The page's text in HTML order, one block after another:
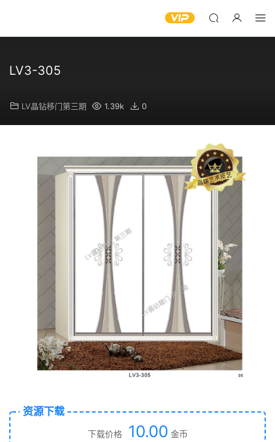
LV3-305
LV晶钻移门第三期 1.39k 0
资源下载
下载价格 10.00 金币